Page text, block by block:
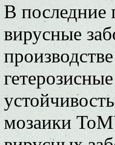
В последние
вирусные
мозаики